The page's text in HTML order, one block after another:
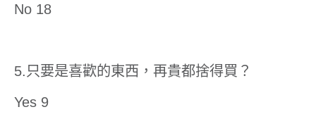
No 18
5.只要是喜歡的東西，再貴都捨得買？
Yes 9